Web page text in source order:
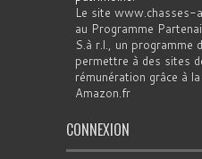
Le site
au Programme
S.à r.l., un programme
permettre à des sites
rémunération grâce à
Amazon.fr
CONNEXION